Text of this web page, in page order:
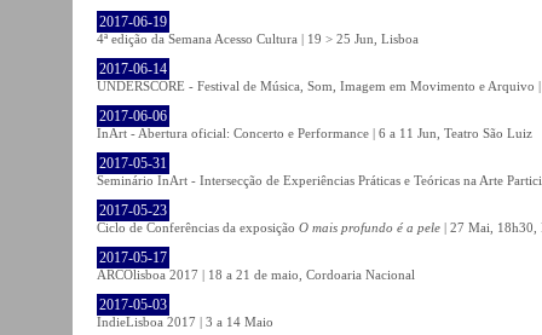
2017-06-19
4ª edição da Semana Acesso Cultura | 19 > 25 Jun, Lisboa
2017-06-14
UNDERSCORE - Festival de Música, Som, Imagem em Movimento e Arquivo
2017-06-06
InArt - Abertura oficial: Concerto e Performance | 6 a 11 Jun, Teatro São Luiz
2017-05-31
Seminário InArt - Intersecção de Experiências Práticas e Teóricas na Arte
2017-05-23
Ciclo de Conferências da exposição O mais profundo é a pele | 27 Mai, 18h30,
2017-05-17
ARCOlisboa 2017 | 18 a 21 de maio, Cordoaria Nacional
2017-05-03
IndieLisboa 2017 | 3 a 14 Maio